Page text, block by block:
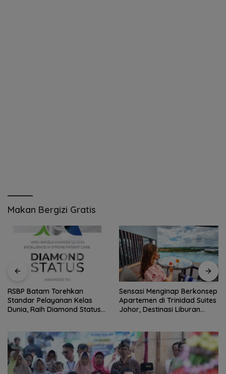
Makan Bergizi Gratis
Sensasi Menginap Berkonsep
Apartemen di Trinidad Suites
Johor, Destinasi Liburan
Pemkab Natuna gandeng
Polteknas berikan beasiswa
kepada 30 pelajar